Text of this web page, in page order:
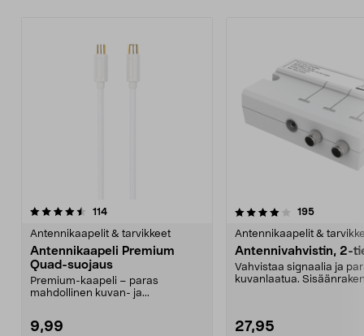
114arvostelut
Antennikaapelit & tarvikkeet
Antennikaapeli Premium
Quad-suojaus
Premium-kaapeli – paras
mahdollinen kuvan- ja...
9,99
4.0 viidestä
195arvostelut
Antennikaapelit &
Antennivahvistin, 2-
Vahvistaa signaalia ja
kuvanlaatua.
27,95
4.0 viidestä